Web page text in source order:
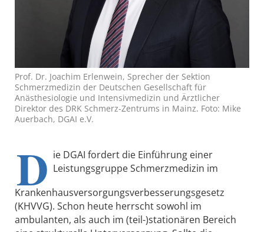
Prof. Dr. Joachim Erlenwein, Sprecher der Sektion
Schmerzmedizin der Deutschen Gesellschaft für
Anästhesiologie und Intensivmedizin und Ärztlicher
Direktor des DRK Schmerz-Zentrums in Mainz. Foto: Mike
Auerbach, DGAI e.V.
D ie DGAI fordert die Einführung einer
Leistungsgruppe Schmerzmedizin im
Krankenhausversorgungsverbesserungsgesetz
(KHVVG). Schon heute herrscht sowohl im
ambulanten, als auch im (teil-)stationären Bereich